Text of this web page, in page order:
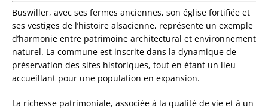
Buswiller, avec ses fermes anciennes, son église fortifiée et
ses vestiges de l’histoire alsacienne, représente un exemple
d’harmonie entre patrimoine architectural et environnement
naturel. La commune est inscrite dans la dynamique de
préservation des sites historiques, tout en étant un lieu
accueillant pour une population en expansion.
La richesse patrimoniale, associée à la qualité de vie et à un